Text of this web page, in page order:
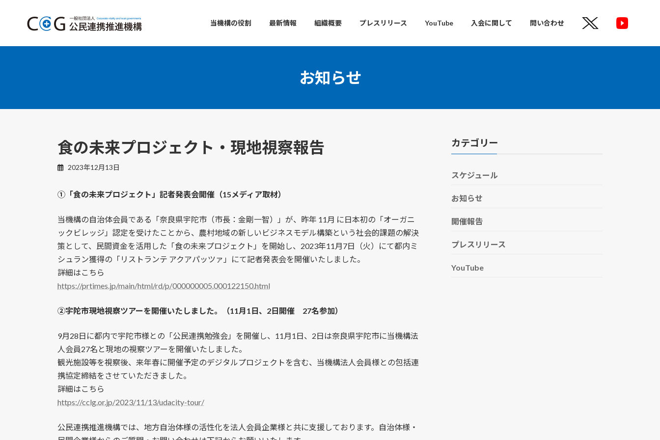
プ
動
当機構の役割 最新情報 組織概要 プレスリリース YouTube 入会に関して 問い合わせ
お知らせ
食の未来プロジェクト・現地視察報告
2023年12月13日
①「食の未来プロジェクト」記者発表会開催（15メディア取材）
当機構の自治体会員である「奈良県宇陀市（市長：金剛一智）」が、昨年 11月 に日本初の「オーガニ
ックビレッジ」認定を受けたことから、農村地域の新しいビジネスモデル構築という社会的課題の解決
策として、民間資金を活用した「食の未来プロジェクト」を開始し、2023年11月7日（火）にて都内ミ
シュラン獲得の「リストランテ アクアパッツァ」にて記者発表会を開催いたしました。
詳細はこちら
https://prtimes.jp/main/html/rd/p/000000005.000122150.html
②宇陀市現地視察ツアーを開催いたしました。（11月1日、2日開催 27名参加）
9月28日に都内で宇陀市様との「公民連携勉強会」を開催し、11月1日、2日は奈良県宇陀市に当機構法
人会員27名と現地の視察ツアーを開催いたしました。
観光施設等を視察後、来年春に開催予定のデジタルプロジェクトを含む、当機構法人会員様との包括連
携協定締結をさせていただきました。
詳細はこちら
https://cclg.or.jp/2023/11/13/udacity-tour/
公民連携推進機構では、地方自治体様の活性化を法人会員企業様と共に支援しております。自治体様・
カテゴリー
スケジュール
お知らせ
開催報告
プレスリリース
YouTube